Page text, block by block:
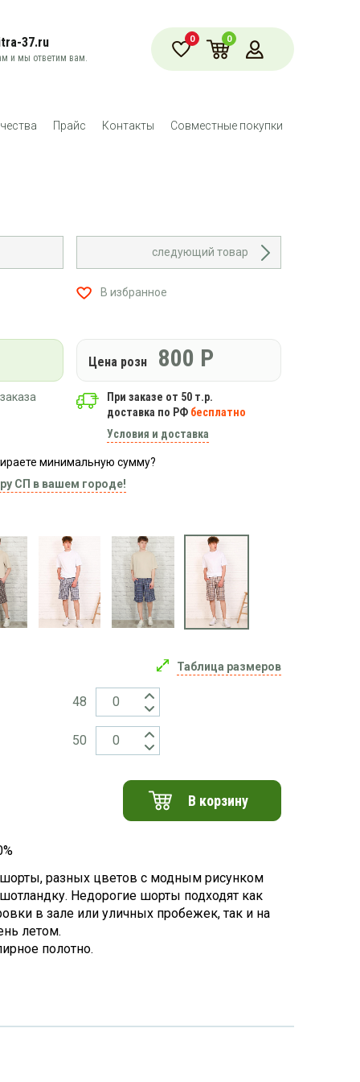
37.ru
и мы ответим вам.
0 0
Прайс Контакты Совместные покупки
следующий товар
В избранное
Цена розн 800 Р
При заказе от 50 т.р.
доставка по РФ бесплатно
Условия и доставка
минимальную сумму?
СП в вашем городе!
Таблица размеров
48
50
В корзину
разных цветов с модным рисунком
Недорогие шорты подходят как
в зале или уличных пробежек, так и на
летом.
полотно.